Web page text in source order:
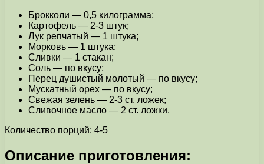
Брокколи — 0,5 килограмма;
Картофель — 2-3 штук;
Лук репчатый — 1 штука;
Морковь — 1 штука;
Сливки — 1 стакан;
Соль — по вкусу;
Перец душистый молотый — по вкусу;
Мускатный орех — по вкусу;
Свежая зелень — 2-3 ст. ложек;
Сливочное масло — 2 ст. ложки.
Количество порций: 4-5
Описание приготовления: